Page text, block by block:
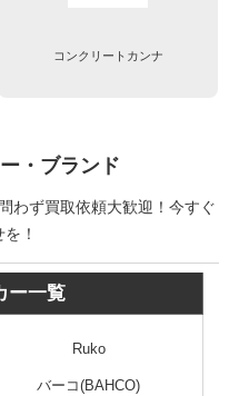
コンクリートカンナ
・ブランド
わず買取依頼大歓迎！今すぐ
！
ー一覧
Ruko
バーコ(BAHCO)